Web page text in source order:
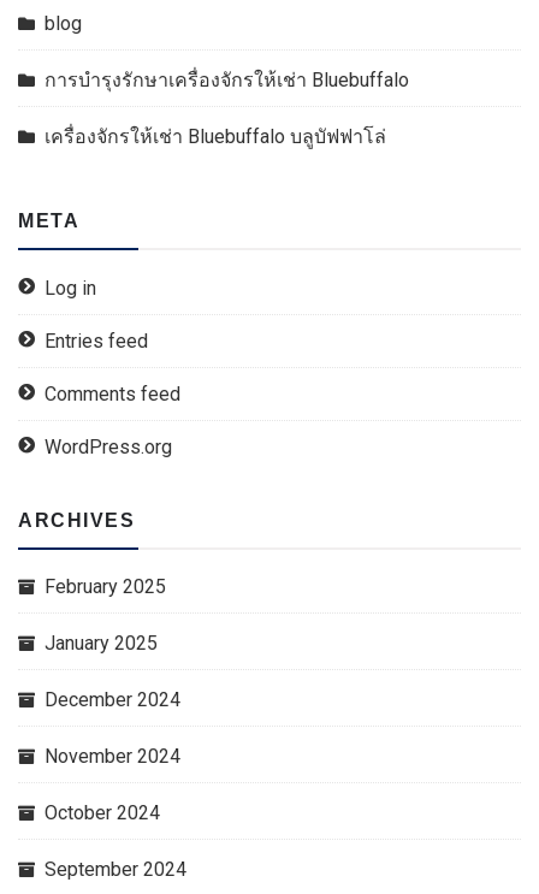
blog
การบำรุงรักษาเครื่องจักรให้เช่า Bluebuffalo
เครื่องจักรให้เช่า Bluebuffalo บลูบัฟฟาโล่
META
Log in
Entries feed
Comments feed
WordPress.org
ARCHIVES
February 2025
January 2025
December 2024
November 2024
October 2024
September 2024